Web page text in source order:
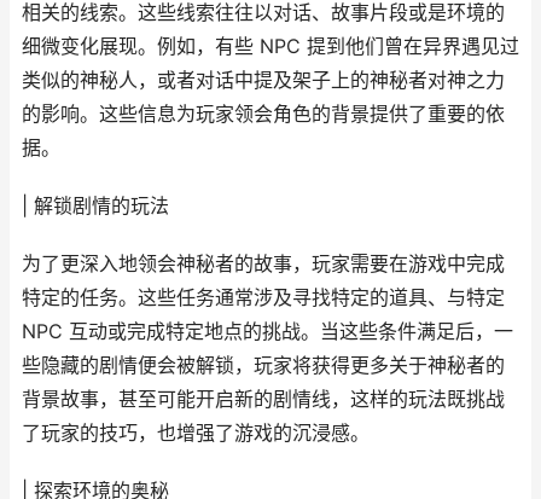
相关的线索。这些线索往往以对话、故事片段或是环境的
细微变化展现。例如，有些 NPC 提到他们曾在异界遇见过
类似的神秘人，或者对话中提及架子上的神秘者对神之力
的影响。这些信息为玩家领会角色的背景提供了重要的依
据。
| 解锁剧情的玩法
为了更深入地领会神秘者的故事，玩家需要在游戏中完成
特定的任务。这些任务通常涉及寻找特定的道具、与特定
NPC 互动或完成特定地点的挑战。当这些条件满足后，一
些隐藏的剧情便会被解锁，玩家将获得更多关于神秘者的
背景故事，甚至可能开启新的剧情线，这样的玩法既挑战
了玩家的技巧，也增强了游戏的沉浸感。
| 探索环境的奥秘